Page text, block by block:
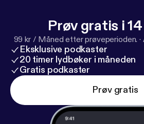
Prøv gratis i
99 kr / Måned etter prøveperioden. ·
Eksklusive podkaster
20 timer lydbøker i måneden
Gratis podkaster
Prøv gratis